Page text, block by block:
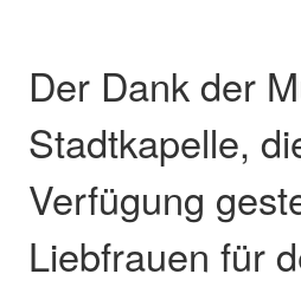
Der Dank der
Stadtkapelle,
Verfügung
Liebfrauen für